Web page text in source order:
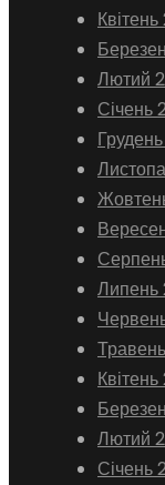
Лютий
Січень
Липень
Лютий
Січень